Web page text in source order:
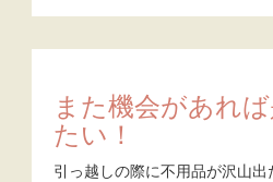
また機会があれ
たい！
引っ越しの際に不用品が沢山出